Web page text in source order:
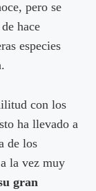
pero se
hace
especies
con los
ha llevado a
de los
la vez muy
gran